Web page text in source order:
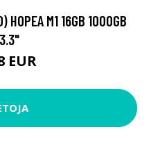
HOPEA M1 16GB 1000GB
EUR